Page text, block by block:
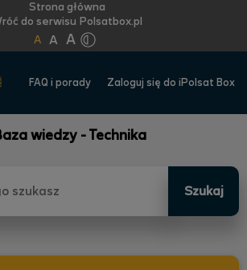
Strona główna
do serwisu Polsatbox.pl
A A A
FAQ i porady Zaloguj się do iPolsat Box
wiedzy - Technika
Szukaj